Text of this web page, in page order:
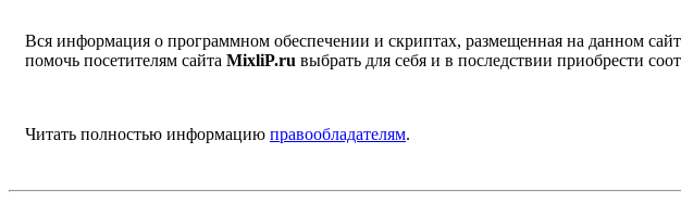
Вся информация о программном обеспечении и скриптах, размещенная на данном
помочь посетителям сайта MixliP.ru выбрать для себя и в последствии приобрести
Читать полностью информацию правообладателям.